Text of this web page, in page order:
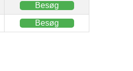
Besøg
Besøg